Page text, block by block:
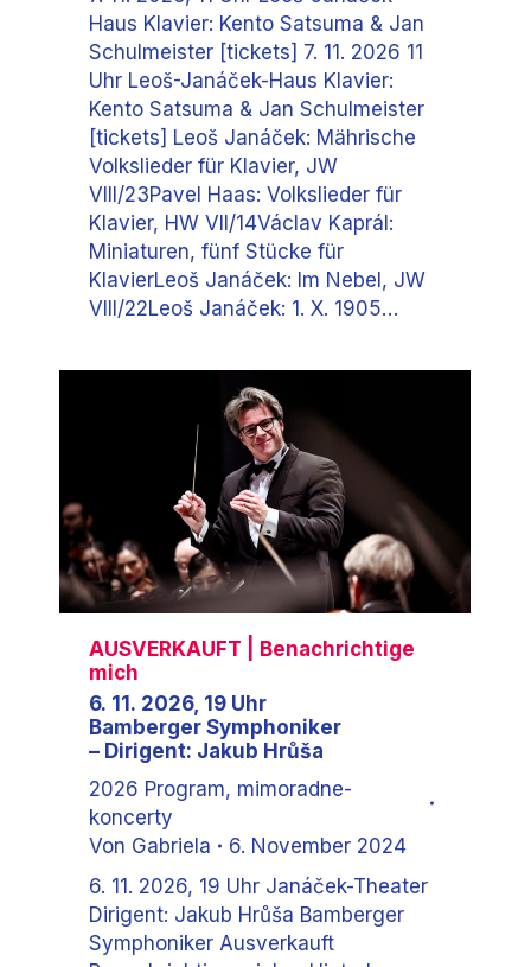
Haus Klavier: Kento Satsuma & Jan
Schulmeister [tickets] 7. 11. 2026 11
Uhr Leoš-Janáček-Haus Klavier:
Kento Satsuma & Jan Schulmeister
[tickets] Leoš Janáček: Mährische
Volkslieder für Klavier, JW
VIII/23Pavel Haas: Volkslieder für
Klavier, HW VII/14Václav Kaprál:
Miniaturen, fünf Stücke für
KlavierLeoš Janáček: Im Nebel, JW
VIII/22Leoš Janáček: 1. X. 1905…
AUSVERKAUFT | Benachrichtige
mich
6. 11. 2026, 19 Uhr
Bamberger Symphoniker
– Dirigent: Jakub Hrůša
2026 Program, mimoradne-
koncerty
Von Gabriela
6. November 2024
6. 11. 2026, 19 Uhr Janáček-Theater
Dirigent: Jakub Hrůša Bamberger
Symphoniker Ausverkauft